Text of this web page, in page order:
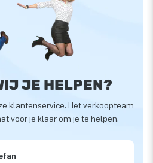
JE HELPEN?
klantenservice. Het verkoopteam
voor je klaar om je te helpen.